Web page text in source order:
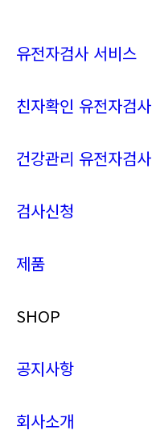
유전자검사 서비스
친자확인 유전자검사
건강관리 유전자검사
검사신청
제품
SHOP
공지사항
회사소개